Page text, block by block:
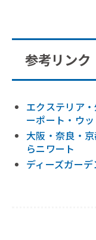
参考リンク
エクステリア
ーポート・ウッ
大阪・奈良・
らニワート
ディーズガー